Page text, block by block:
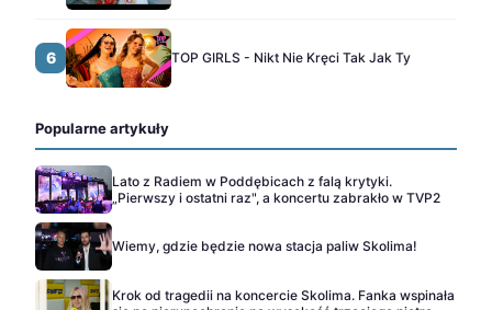
6 TOP GIRLS - Nikt Nie Kręci Tak Jak Ty
Popularne artykuły
Lato z Radiem w Poddębicach z falą krytyki.
„Pierwszy i ostatni raz", a koncertu zabrakło w TVP2
Wiemy, gdzie będzie nowa stacja paliw Skolima!
Krok od tragedii na koncercie Skolima. Fanka wspinała